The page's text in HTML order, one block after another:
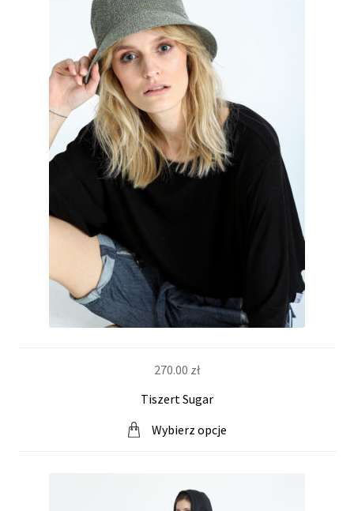
Wybierz opcje
270.00 zł
Tiszert Sugar